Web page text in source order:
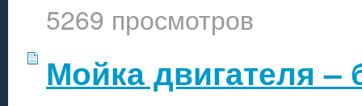
5269 просмотров
Мойка двигателя